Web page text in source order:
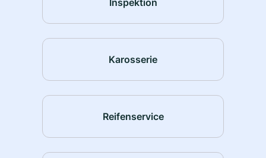
Karosserie
Reifenservice